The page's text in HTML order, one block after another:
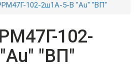
102-2ш1А-5-В "Au" "ВП"
102-
"ВП"